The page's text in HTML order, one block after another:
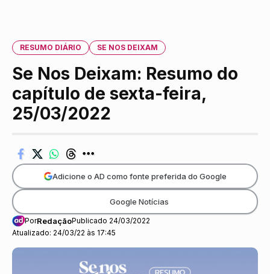
RESUMO DIÁRIO SE NOS DEIXAM
Se Nos Deixam: Resumo do
capítulo de sexta-feira,
25/03/2022
Atualizado: 24/03/22 às 17:45
PorRedaçãoPublicado 24/03/2022
Adicione o AD como fonte preferida do Google
Google Notícias